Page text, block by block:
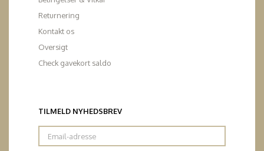
Returnering
Kontakt os
Oversigt
Check gavekort saldo
TILMELD NYHEDSBREV
Email-
adresse